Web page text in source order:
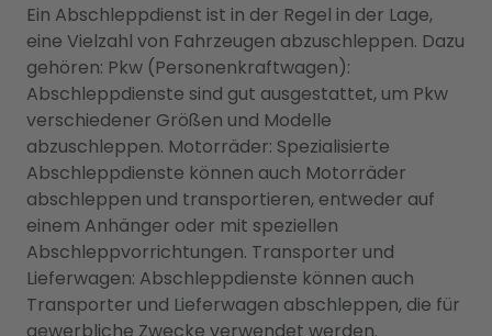
Ein Abschleppdienst ist in der Regel in der Lage,
eine Vielzahl von Fahrzeugen abzuschleppen. Dazu
gehören: Pkw (Personenkraftwagen):
Abschleppdienste sind gut ausgestattet, um Pkw
verschiedener Größen und Modelle
abzuschleppen. Motorräder: Spezialisierte
Abschleppdienste können auch Motorräder
abschleppen und transportieren, entweder auf
einem Anhänger oder mit speziellen
Abschleppvorrichtungen. Transporter und
Lieferwagen: Abschleppdienste können auch
Transporter und Lieferwagen abschleppen, die für
gewerbliche Zwecke verwendet werden.